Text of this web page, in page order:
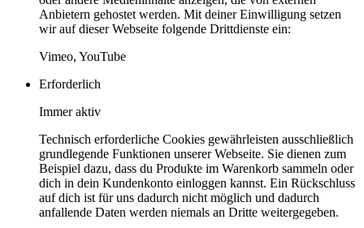
Anbietern gehostet werden. Mit deiner Einwilligung setzen
wir auf dieser Webseite folgende Drittdienste ein:
Vimeo, YouTube
Erforderlich
Immer aktiv
Technisch erforderliche Cookies gewährleisten ausschließlich
grundlegende Funktionen unserer Webseite. Sie dienen zum
Beispiel dazu, dass du Produkte im Warenkorb sammeln oder
dich in dein Kundenkonto einloggen kannst. Ein Rückschluss
auf dich ist für uns dadurch nicht möglich und dadurch
anfallende Daten werden niemals an Dritte weitergegeben.